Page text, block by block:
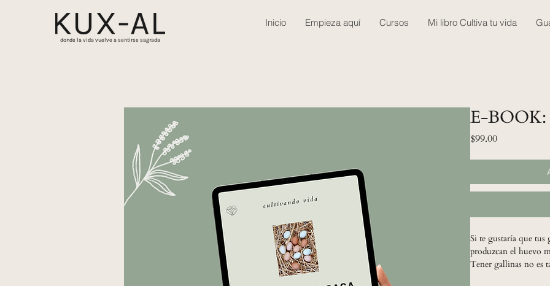
donde la vida vuelve a sentirse sagrada
Inicio Empieza aquí Cursos Mi libro Cultiva tu vida
E-BOOK:
$99.00Precio
Si te gustaría que tus
produzcan el huevo
Tener gallinas no es